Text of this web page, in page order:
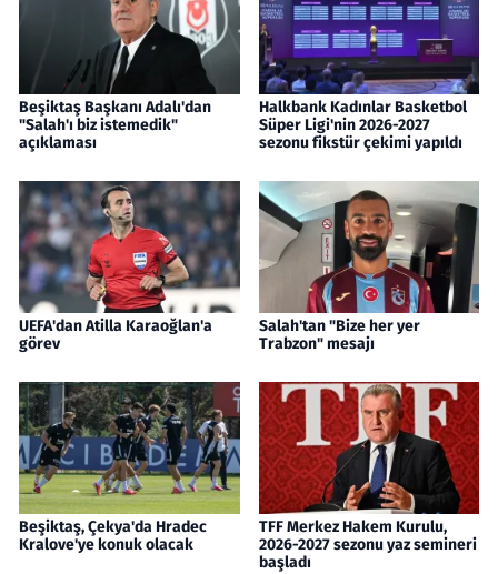
Beşiktaş Başkanı Adalı'dan
"Salah'ı biz istemedik"
açıklaması
Halkbank Kadınlar Basketbol
Süper Ligi'nin 2026-2027
sezonu fikstür çekimi yapıldı
UEFA'dan Atilla Karaoğlan'a
görev
Salah'tan "Bize her yer
Trabzon" mesajı
Beşiktaş, Çekya'da Hradec
Kralove'ye konuk olacak
TFF Merkez Hakem Kurulu,
2026-2027 sezonu yaz semineri
başladı